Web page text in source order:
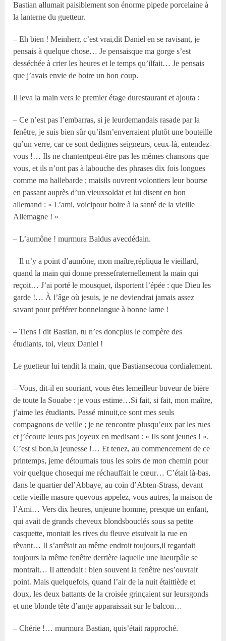
Bastian allumait paisiblement son énorme pipede porcelaine à
la lanterne du guetteur.
– Eh bien ! Meinherr, c’est vrai,dit Daniel en se ravisant, je
pensais à quelque chose… Je pensaisque ma gorge s’est
desséchée à crier les heures et le temps qu’ilfait… Je pensais
que j’avais envie de boire un bon coup.
Il leva la main vers le premier étage durestaurant et ajouta :
– Ce n’est pas l’embarras, si je leurdemandais rasade par la
fenêtre, je suis bien sûr qu’ilsm’enverraient plutôt une bouteille
qu’un verre, car ce sont dedignes seigneurs, ceux-là, entendez-
vous !… Ils ne chantentpeut-être pas les mêmes chansons que
vous, et ils n’ont pas à labouche des phrases dix fois longues
comme ma hallebarde ; maisils ouvrent volontiers leur bourse
en passant auprès d’un vieuxsoldat et lui disent en bon
allemand : « L’ami, voicipour boire à la santé de la vieille
Allemagne ! »
– L’aumône ! murmura Baldus avecdédain.
– Il n’y a point d’aumône, mon maître,répliqua le vieillard,
quand la main qui donne pressefraternellement la main qui
reçoit… J’ai porté le mousquet, ilsportent l’épée : que Dieu les
garde !… À l’âge où jesuis, je ne deviendrai jamais assez
savant pour préférer bonnelangue à bonne lame !
– Tiens ! dit Bastian, tu n’es doncplus le compère des
étudiants, toi, vieux Daniel !
Le guetteur lui tendit la main, que Bastiansecoua cordialement.
– Vous, dit-il en souriant, vous êtes lemeilleur buveur de bière
de toute la Souabe : je vous estime…Si fait, si fait, mon maître,
j’aime les étudiants. Passé minuit,ce sont mes seuls
compagnons de veille ; je ne rencontre plusqu’eux par les rues
et j’écoute leurs pas joyeux en medisant : « Ils sont jeunes ! ».
C’est si bon,la jeunesse !… Et tenez, au commencement de ce
printemps, jeme détournais tous les soirs de mon chemin pour
voir quelque chosequi me réchauffait le cœur… C’était là-bas,
dans le quartier del’Abbaye, au coin d’Abten-Strass, devant
cette vieille masure quevous appelez, vous autres, la maison de
l’Ami… Vers dix heures, unjeune homme, presque un enfant,
qui avait de grands cheveux blondsbouclés sous sa petite
casquette, montait les rives du fleuve etsuivait la rue en
rêvant… Il s’arrêtait au même endroit toujours,il regardait
toujours la même fenêtre derrière laquelle une lueurpâle se
montrait… Il attendait : bien souvent la fenêtre nes’ouvrait
point. Mais quelquefois, quand l’air de la nuit étaittiède et
doux, les deux battants de la croisée grinçaient sur leursgonds
et une blonde tête d’ange apparaissait sur le balcon…
– Chérie !… murmura Bastian, quis’était rapproché.